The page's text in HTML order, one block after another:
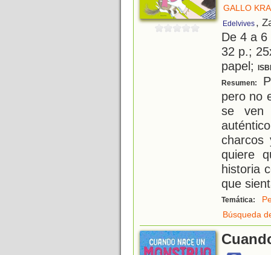
GALLO
Edelvives ,
De 4 a
32 p.;
papel;
Resumen:
pero no
se ven
charcos
quiere
historia
que
Temática:
Búsqueda